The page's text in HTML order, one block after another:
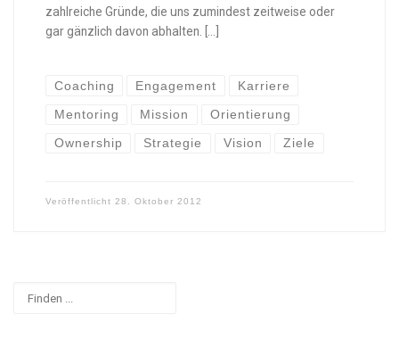
zahlreiche Gründe, die uns zumindest zeitweise oder
gar gänzlich davon abhalten. […]
Coaching Engagement Karriere
Mentoring Mission Orientierung
Ownership Strategie Vision Ziele
Veröffentlicht 28. Oktober 2012